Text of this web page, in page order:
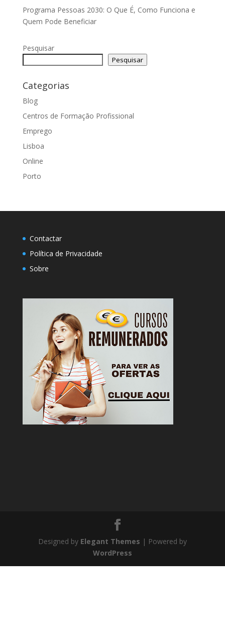
Programa Pessoas 2030: O Que É, Como Funciona e
Quem Pode Beneficiar
Pesquisar
Pesquisar
Categorias
Blog
Centros de Formação Profissional
Emprego
Lisboa
Online
Porto
Contactar
Política de Privacidade
Sobre
Designed by Elegant Themes | Powered by
WordPress